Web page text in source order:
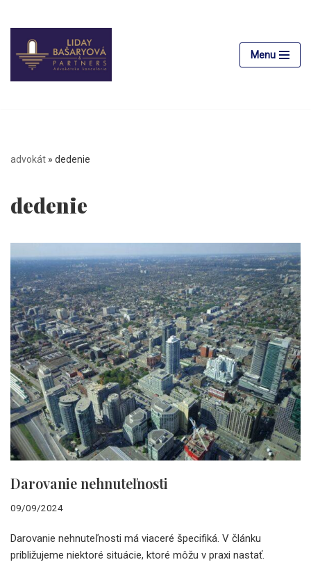
Preskočiť
na
obsah
Menu
advokát » dedenie
dedenie
Darovanie nehnuteľnosti
09/09/2024
Darovanie nehnuteľnosti má viaceré špecifiká. V článku
približujeme niektoré situácie, ktoré môžu v praxi nastať.